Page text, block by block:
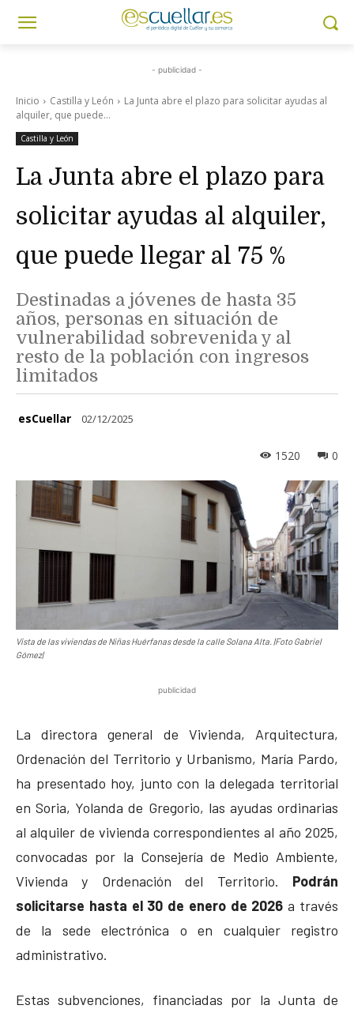
- publicidad -
Inicio Castilla y León
La Junta abre el plazo para solicitar ayudas al
alquiler, que puede...
Castilla y León
La Junta abre el plazo para
solicitar ayudas al alquiler,
que puede llegar al 75 %
Destinadas a jóvenes de hasta 35
años, personas en situación de
vulnerabilidad sobrevenida y al
resto de la población con ingresos
limitados
esCuellar 02/12/2025
0
1520
Vista de las viviendas de Niñas Huérfanas desde la calle Solana Alta. |Foto Gabriel
Gómez|
publicidad
La directora general de Vivienda, Arquitectura,
Ordenación del Territorio y Urbanismo, María Pardo,
ha presentado hoy, junto con la delegada territorial
en Soria, Yolanda de Gregorio, las ayudas ordinarias
al alquiler de vivienda correspondientes al año 2025,
convocadas por la Consejería de Medio Ambiente,
Vivienda y Ordenación del Territorio. Podrán
solicitarse hasta el 30 de enero de 2026 a través
de la sede electrónica o en cualquier registro
administrativo.
Estas subvenciones, financiadas por la Junta de